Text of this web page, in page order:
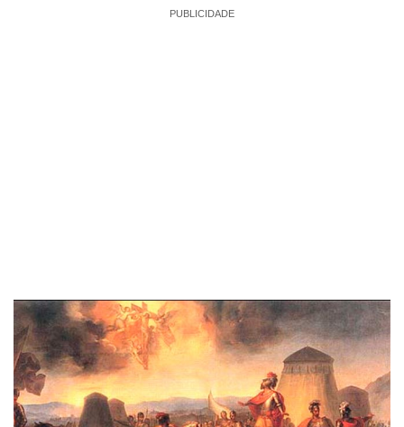
PUBLICIDADE